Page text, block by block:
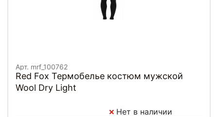
Арт. mrf_100762
Red Fox Термобелье костюм мужской
Wool Dry Light
Нет в наличии